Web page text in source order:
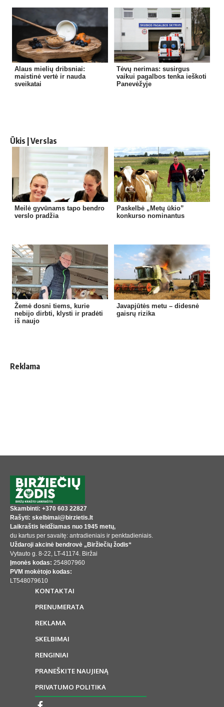
Alaus mielių dribsniai:
maistinė vertė ir nauda
sveikatai
Tėvų nerimas: susirgus
vaikui pagalbos tenka ieškoti
Panevėžyje
Ūkis | Verslas
Meilė gyvūnams tapo bendro
verslo pradžia
Paskelbė „Metų ūkio”
konkurso nominantus
Žemė dosni tiems, kurie
nebijo dirbti, klysti ir pradėti
iš naujo
Javapjūtės metu – didesnė
gaisrų rizika
Reklama
Skambinti: +370 603 22827
Rašyti: skelbimai@birzietis.lt
Laikraštis leidžiamas nuo 1945 metų,
du kartus per savaitę: antradieniais ir penktadieniais.
Uždaroji akcinė bendrovė „Biržiečių žodis“
Vytauto g. 8-22, LT-41174. Biržai
Įmonės kodas: 254807960
PVM mokėtojo kodas:
LT548079610
KONTAKTAI
PRENUMERATA
REKLAMA
SKELBIMAI
RENGINIAI
PRANEŠKITE NAUJIENĄ
PRIVATUMO POLITIKA